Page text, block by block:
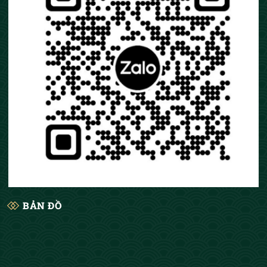
đối. Nếu chọn kích thước tranh quá lớn cho với không
gian sẽ khiến không gian...
BẢN ĐỒ